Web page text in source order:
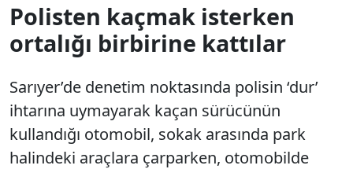
Polisten kaçmak isterken
ortalığı birbirine kattılar
Sarıyer’de denetim noktasında polisin ‘dur’
ihtarına uymayarak kaçan sürücünün
kullandığı otomobil, sokak arasında park
halindeki araçlara çarparken, otomobilde